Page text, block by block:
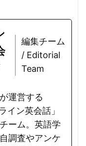
編集チーム
/ Editorial
Team
運営する
イン英会話」
ーム。英語学
調査やアンケ